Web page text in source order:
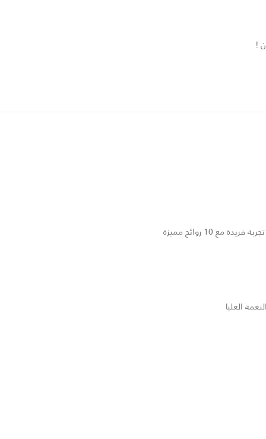
!
روائح مميزة
العليا